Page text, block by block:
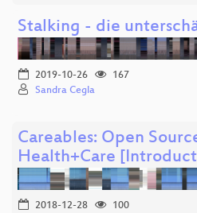
Stalking - die
2019-10-26
167
Sandra Cegla
Careables: Open
Health+Care
2018-12-28
100